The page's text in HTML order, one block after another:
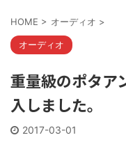
HOME > オーディオ >
オーディオ
重量級のポタア
入しました。
2017-03-01